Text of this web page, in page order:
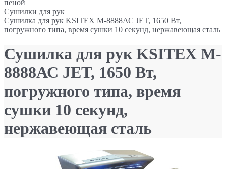
пеной
Сушилки для рук
Сушилка для рук KSITEX M-8888АС JET, 1650 Вт,
погружного типа, время сушки 10 секунд, нержавеющая сталь
Сушилка для рук KSITEX M-
8888АС JET, 1650 Вт,
погружного типа, время
сушки 10 секунд,
нержавеющая сталь